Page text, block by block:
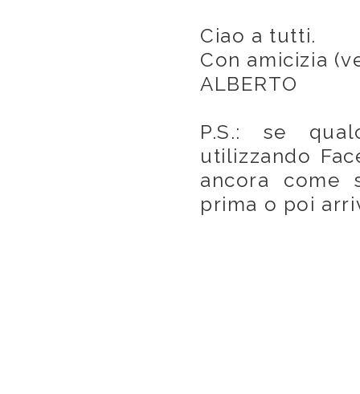
Ciao a tutti.
Con amicizia
ALBERTO
P.S.: se
utilizzando
ancora come
prima o poi